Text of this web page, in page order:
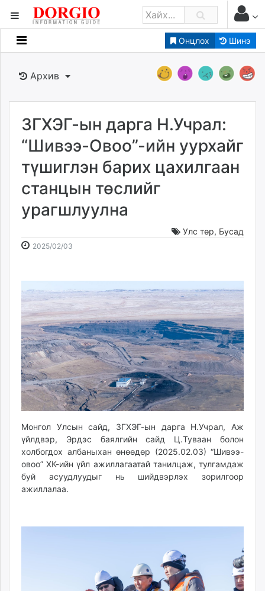
Онцлох Шинэ
Мэдээллийн
Банк санхүү
Бизнес ААН
Төрийн
dorgio.mn
Gogo.mn
news.mn
Baabar.mn
mnb.mn
Livetv.mn
Eguur.mn
24tsag.mn
shuud.mn
eagle.mn
ergelt.mn
zarig.mn
today.mn
zuv.mn
mminfo.mn
ugluu.mn
urlag.mn
unen.mn
shuurhai.mn
Архив
ЗГХЭГ-ын дарга Н.Учрал:
“Шивээ-Овоо”-ийн уурхайг
түшиглэн барих цахилгаан
станцын төслийг
урагшлуулна
Улс төр, Бусад
2025/02/03
16:08:11
13:22:58
Монгол Улсын сайд, ЗГХЭГ-ын дарга Н.Учрал, Аж
үйлдвэр, Эрдэс баялгийн сайд Ц.Туваан болон
холбогдох албаныхан өнөөдөр (2025.02.03) “Шивээ-
овоо” ХК-ийн үйл ажиллагаатай танилцаж, тулгамдаж
буй асуудлуудыг нь шийдвэрлэх зорилгоор
ажиллалаа.